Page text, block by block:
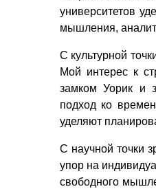
университетов
мышления,
С культурной
Мой интерес к
замком Уорик и
подход ко
уделяют
С научной точки
упор на
свободного